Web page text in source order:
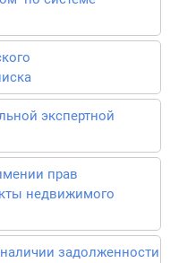
экспертной
прав
недвижимого
задолженности